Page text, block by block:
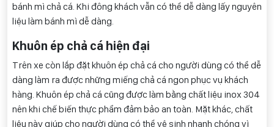
bánh mì chả cá. Khi đông khách vẫn có thể dễ dàng lấy nguyên
liệu làm bánh mì dễ dàng.
Khuôn ép chả cá hiện đại
Trên xe còn lắp đặt khuôn ép chả cá cho người dùng có thể dễ
dàng làm ra được những miếng chả cá ngon phục vụ khách
hàng. Khuôn ép chả cá cũng được làm bằng chất liệu inox 304
nên khi chế biến thực phẩm đảm bảo an toàn. Mặt khác, chất
liệu này giúp cho người dùng có thể vệ sinh nhanh chóng vì